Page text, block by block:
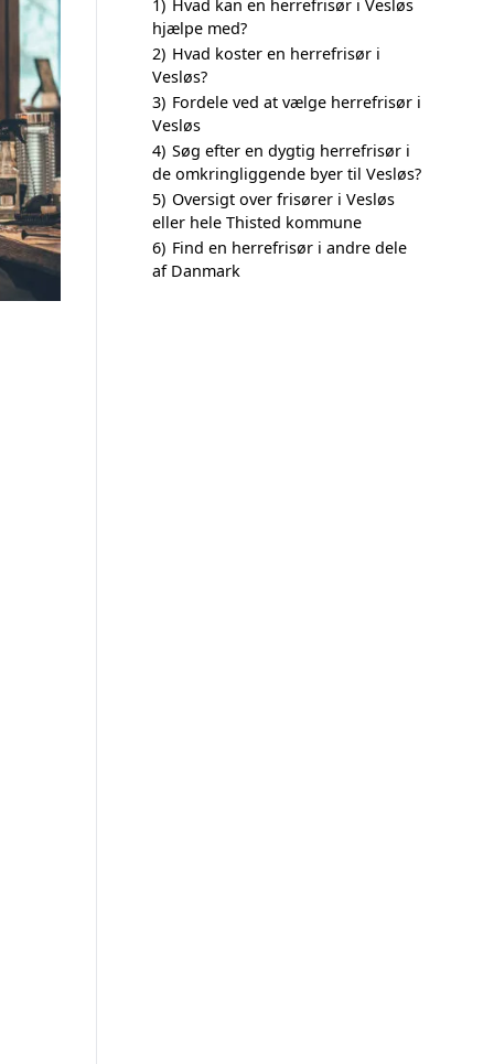
1) Hvad kan en herrefrisør i Vesløs
hjælpe med?
2) Hvad koster en herrefrisør i
Vesløs?
3) Fordele ved at vælge herrefrisør i
Vesløs
4) Søg efter en dygtig herrefrisør i
de omkringliggende byer til Vesløs?
5) Oversigt over frisører i Vesløs
eller hele Thisted kommune
6) Find en herrefrisør i andre dele
af Danmark